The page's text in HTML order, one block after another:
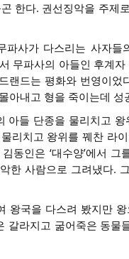
한다. 권선징악을 주제
사가 다스리는 사자들
무파사의 아들인 후계
드는 평화와 번영이었
아내고 형을 죽이는데
아들 단종을 물리치고
리치고 왕위를 꿰찬 라
동인은 ‘대수양’에서
한 사람으로 그려냈다.
왕국을 다스려 봤지만
갈라지고 굶어죽은 동